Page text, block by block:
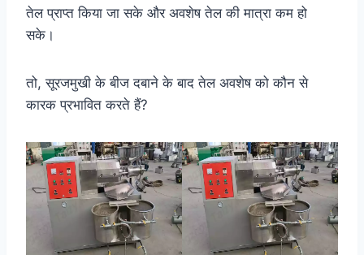
तेल प्राप्त किया जा सके और अवशेष तेल की मात्रा कम हो
सके।
तो, सूरजमुखी के बीज दबाने के बाद तेल अवशेष को कौन से
कारक प्रभावित करते हैं?